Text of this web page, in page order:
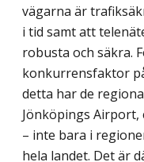
vägarna är
i tid samt att
robusta och säkra.
konkurrensfaktor
detta har de
Jönköpings
– inte bara i
hela landet. Det är